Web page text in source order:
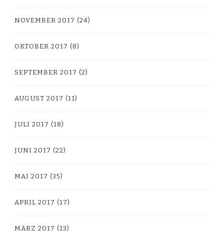
NOVEMBER 2017 (24)
OKTOBER 2017 (8)
SEPTEMBER 2017 (2)
AUGUST 2017 (11)
JULI 2017 (18)
JUNI 2017 (22)
MAI 2017 (35)
APRIL 2017 (17)
MÄRZ 2017 (13)